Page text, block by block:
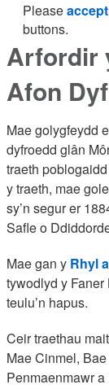
Please
buttons.
Arfordir
Afon
Mae golygfeydd
dyfroedd glân
traeth
y traeth, mae
sy’n segur er
Safle o
Mae gan y Rhyl
tywodlyd y Faner
teulu’n hapus.
Ceir traethau
Mae Cinmel,
Penmaenmawr